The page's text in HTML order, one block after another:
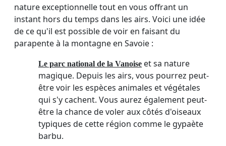
nature exceptionnelle tout en vous offrant un
instant hors du temps dans les airs. Voici une idée
de ce qu'il est possible de voir en faisant du
parapente à la montagne en Savoie :
Le parc national de la Vanoise et sa nature
magique. Depuis les airs, vous pourrez peut-
être voir les espèces animales et végétales
qui s'y cachent. Vous aurez également peut-
être la chance de voler aux côtés d'oiseaux
typiques de cette région comme le gypaète
barbu.